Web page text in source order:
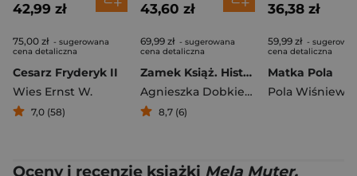
42,99 zł
75,00 zł - sugerowana
cena detaliczna
Cesarz Fryderyk II
Wies Ernst W.
7,0 (58)
43,60 zł
69,99 zł - sugerowana
cena detaliczna
Zamek Książ. Historia opowiedziana głosami służących
Agnieszka Dobkiewicz
,Mykytyszyn
8,7 (6)
36,38 zł
59,99 zł -
cena detaliczna
Matka Pola
Pola
Oceny i recenzje książki Mela Muter.